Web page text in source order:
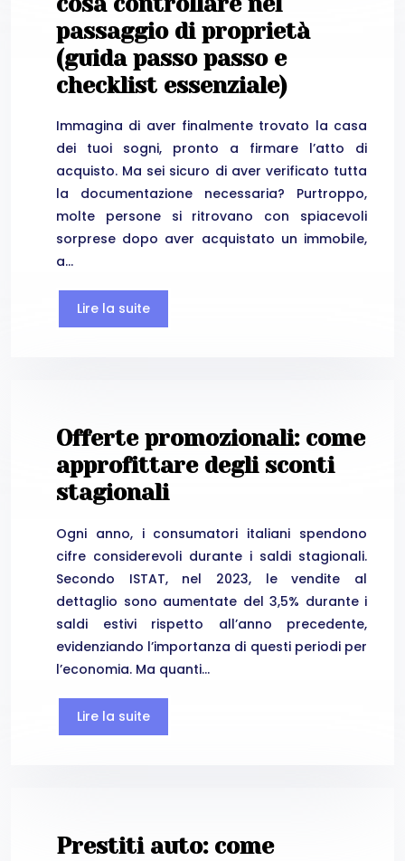
passaggio di proprietà
(guida passo passo e
checklist essenziale)
Immagina di aver finalmente trovato la casa
dei tuoi sogni, pronto a firmare l’atto di
acquisto. Ma sei sicuro di aver verificato tutta
la documentazione necessaria? Purtroppo,
molte persone si ritrovano con spiacevoli
sorprese dopo aver acquistato un immobile,
a…
Lire la suite
Offerte promozionali: come
approfittare degli sconti
stagionali
Ogni anno, i consumatori italiani spendono
cifre considerevoli durante i saldi stagionali.
Secondo ISTAT, nel 2023, le vendite al
dettaglio sono aumentate del 3,5% durante i
saldi estivi rispetto all’anno precedente,
evidenziando l’importanza di questi periodi per
l’economia. Ma quanti…
Lire la suite
Prestiti auto: come